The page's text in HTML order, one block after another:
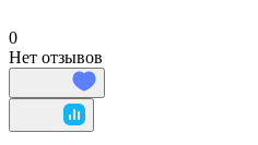
0
Нет отзывов